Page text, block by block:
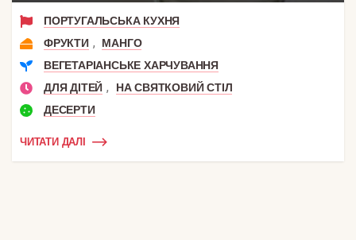
ПОРТУГАЛЬСЬКА КУХНЯ
ФРУКТИ ,
МАНГО
ВЕГЕТАРІАНСЬКЕ ХАРЧУВАННЯ
ДЛЯ ДІТЕЙ ,
НА СВЯТКОВИЙ СТІЛ
ДЕСЕРТИ
ЧИТАТИ ДАЛІ